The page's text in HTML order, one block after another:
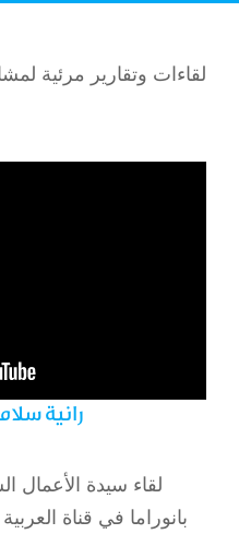
لقاءات وتقارير مرئية
رانية
لقاء سيدة الأعمال
بانوراما في قناة